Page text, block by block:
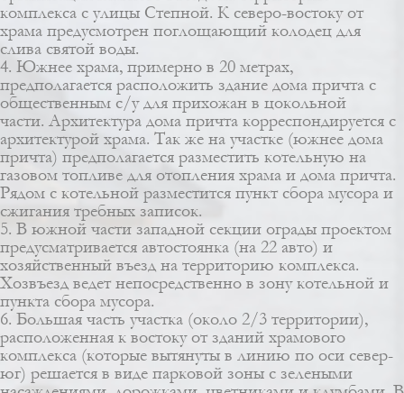
комплекса с улицы Степной. К северо-востоку от
храма предусмотрен поглощающий колодец для
слива святой воды.
4. Южнее храма, примерно в 20 метрах,
предполагается расположить здание дома причта с
общественным с/у для прихожан в цокольной
части. Архитектура дома причта корреспондируется с
архитектурой храма. Так же на участке (южнее дома
причта) предполагается разместить котельную на
газовом топливе для отопления храма и дома причта.
Рядом с котельной разместится пункт сбора мусора и
сжигания требных записок.
5. В южной части западной секции ограды проектом
предусматривается автостоянка (на 22 авто) и
хозяйственный въезд на территорию комплекса.
Хозвъезд ведет непосредственно в зону котельной и
пункта сбора мусора.
6. Большая часть участка (около 2/3 территории),
расположенная к востоку от зданий храмового
комплекса (которые вытянуты в линию по оси север-
юг) решается в виде парковой зоны с зелеными